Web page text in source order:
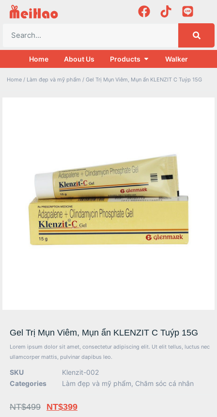
Home About Us Products Walker
Home / Làm đẹp và mỹ phẩm / Gel Trị Mụn Viêm, Mụn ẩn KLENZIT C Tuýp 15G
Gel Trị Mụn Viêm, Mụn ẩn KLENZIT C Tuýp 15G
Lorem ipsum dolor sit amet, consectetur adipiscing elit. Ut elit tellus, luctus nec
ullamcorper mattis, pulvinar dapibus leo.
SKU
Klenzit-002
Categories
Làm đẹp và mỹ phẩm, Chăm sóc cá nhân
NT$499 NT$399